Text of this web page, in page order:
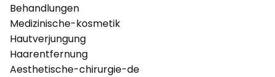
Behandlungen
Medizinische-kosmetik
Hautverjungung
Haarentfernung
Aesthetische-chirurgie-de